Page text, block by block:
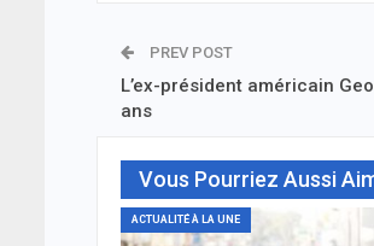
PREV POST
L’ex-président américain
ans
Vous Pourriez Aussi
ACTUALITÉ À LA UNE